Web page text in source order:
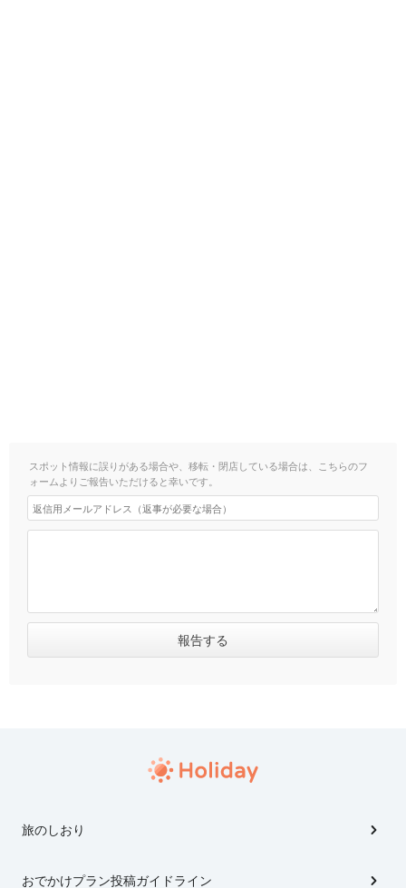
スポット情報に誤りがある場合や、移転・閉店している場合は、こちらのフ
ォームよりご報告いただけると幸いです。
旅のしおり
おでかけプラン投稿ガイドライン